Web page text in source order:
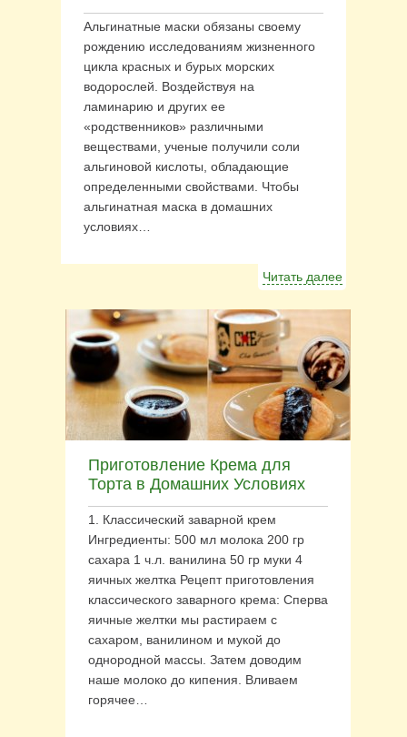
Альгинатные маски обязаны своему
рождению исследованиям жизненного
цикла красных и бурых морских
водорослей. Воздействуя на
ламинарию и других ее
«родственников» различными
веществами, ученые получили соли
альгиновой кислоты, обладающие
определенными свойствами. Чтобы
альгинатная маска в домашних
условиях…
Читать далее
Приготовление Крема для
Торта в Домашних Условиях
1. Классический заварной крем
Ингредиенты: 500 мл молока 200 гр
сахара 1 ч.л. ванилина 50 гр муки 4
яичных желтка Рецепт приготовления
классического заварного крема: Сперва
яичные желтки мы растираем с
сахаром, ванилином и мукой до
однородной массы. Затем доводим
наше молоко до кипения. Вливаем
горячее…